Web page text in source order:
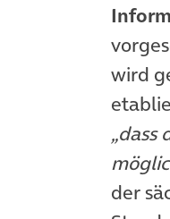
wird
„dass
der